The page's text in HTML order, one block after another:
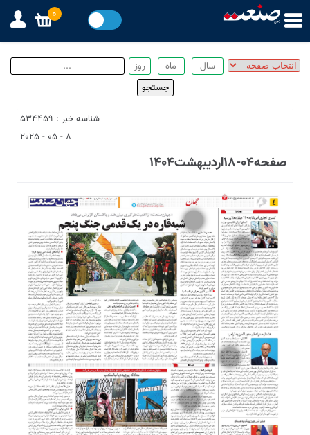
شناسه خبر : 534459
8 - 05 - 2025
صفحه04-18اردیبهشت1404
1
3
5
0